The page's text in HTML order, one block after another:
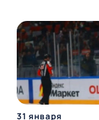
31 января